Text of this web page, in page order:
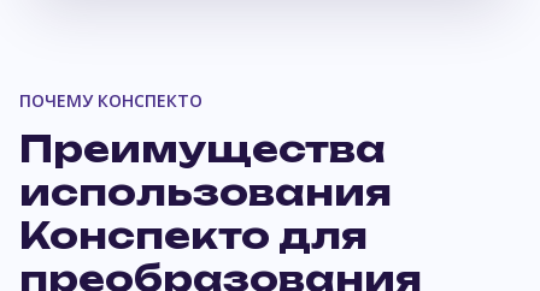
ПОЧЕМУ КОНСПЕКТО
Преимущества
использования
Конспекто для
преобразования